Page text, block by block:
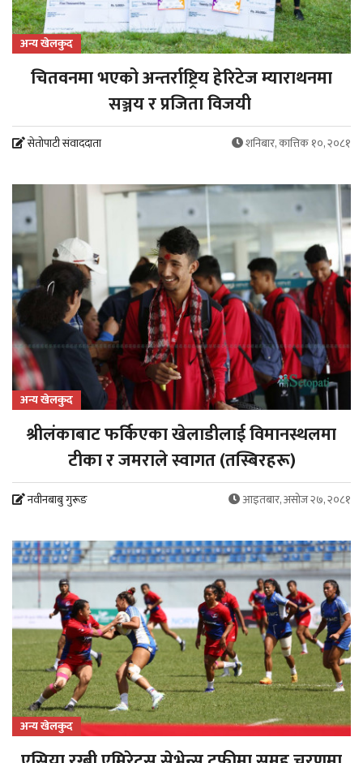
अन्य खेलकुद
चितवनमा भएको अन्तर्राष्ट्रिय हेरिटेज म्याराथनमा
सञ्जय र प्रजिता विजयी
सेतोपाटी संवाददाता शनिबार, कात्तिक १०, २०८१
अन्य खेलकुद
श्रीलंकाबाट फर्किएका खेलाडीलाई विमानस्थलमा
टीका र जमराले स्वागत (तस्बिरहरू)
नवीनबाबु गुरूङ आइतबार, असोज २७, २०८१
अन्य खेलकुद